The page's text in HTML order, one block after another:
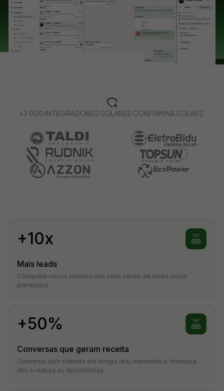
+7.000 INTEGRADORES SOLARES CONFIAM NA SOLARZ.
+10x
Mais leads
Conquiste novos clientes nos seus canais de mídia social
preferidos.
+50%
Conversas que geram receita
Converse com clientes em tempo real, mantenha o interesse
alto e reduza as desistências.